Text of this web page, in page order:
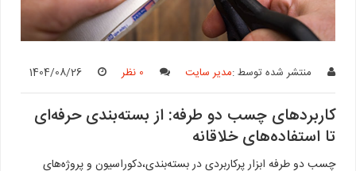
منتشر شده توسط :مدیر سایت 0 نظر 1404/08/26
کاربردهای چسب دو طرفه: از بسته‌بندی حرفه‌ای
تا استفاده‌های خلاقانه
چسب دو طرفه ابزار پرکاربردی در بسته‌بندی،دکوراسیون و پروژه‌های